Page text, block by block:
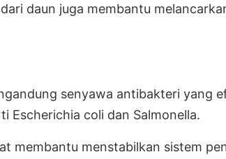
daun juga membantu
senyawa antibakteri yang
Escherichia coli dan Salmonella.
membantu menstabilkan sistem